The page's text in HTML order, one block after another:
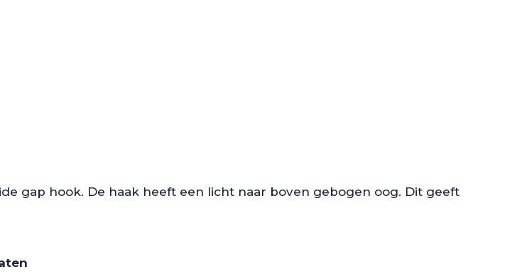
gap hook. De haak heeft een licht naar boven gebogen oog. Dit geeft